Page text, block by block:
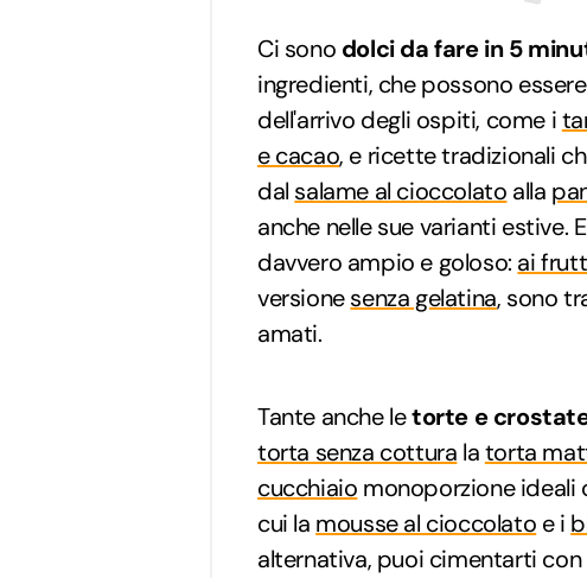
Ci sono dolci da fare in 5
ingredienti, che possono
dell'arrivo degli ospiti, come i
e cacao, e ricette tradizionali
dal salame al cioccolato alla
anche nelle sue varianti estive.
davvero ampio e goloso: ai
versionesenza gelatina, sono
amati.
Tante anche letorte e
torta senza cottura latorta
cucchiaio monoporzione ideali
cui la mousse al cioccolato e i
alternativa, puoi cimentarti con